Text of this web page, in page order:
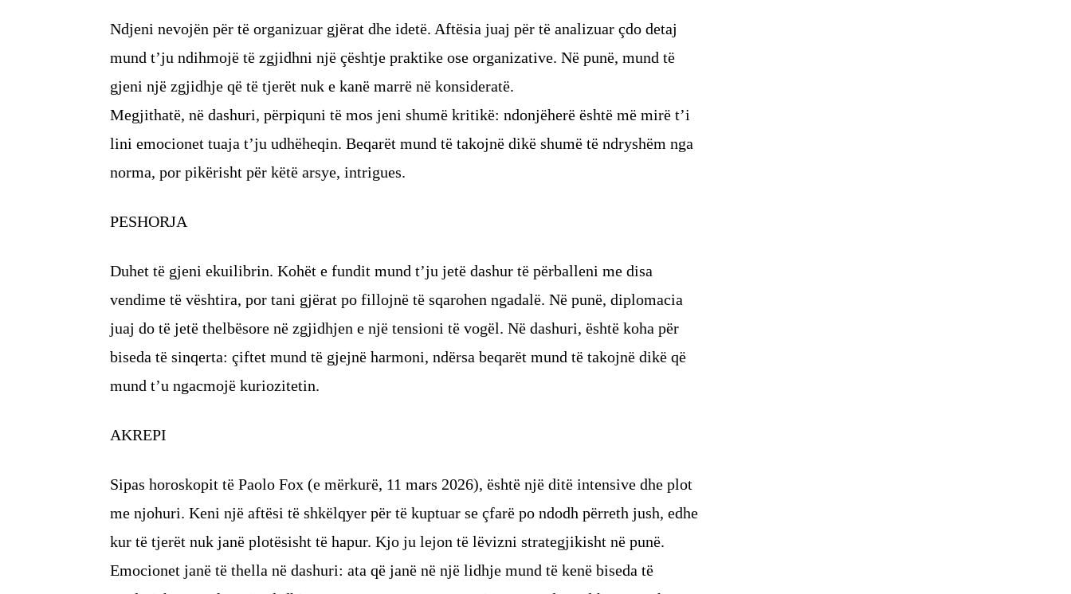
Ndjeni nevojën për të organizuar gjërat dhe idetë. Aftësia juaj për të analizuar çdo detaj
mund t’ju ndihmojë të zgjidhni një çështje praktike ose organizative. Në punë, mund të
gjeni një zgjidhje që të tjerët nuk e kanë marrë në konsideratë.
Megjithatë, në dashuri, përpiquni të mos jeni shumë kritikë: ndonjëherë është më mirë t’i
lini emocionet tuaja t’ju udhëheqin. Beqarët mund të takojnë dikë shumë të ndryshëm nga
norma, por pikërisht për këtë arsye, intrigues.
PESHORJA
Duhet të gjeni ekuilibrin. Kohët e fundit mund t’ju jetë dashur të përballeni me disa
vendime të vështira, por tani gjërat po fillojnë të sqarohen ngadalë. Në punë, diplomacia
juaj do të jetë thelbësore në zgjidhjen e një tensioni të vogël. Në dashuri, është koha për
biseda të sinqerta: çiftet mund të gjejnë harmoni, ndërsa beqarët mund të takojnë dikë që
mund t’u ngacmojë kuriozitetin.
AKREPI
Sipas horoskopit të Paolo Fox (e mërkurë, 11 mars 2026), është një ditë intensive dhe plot
me njohuri. Keni një aftësi të shkëlqyer për të kuptuar se çfarë po ndodh përreth jush, edhe
kur të tjerët nuk janë plotësisht të hapur. Kjo ju lejon të lëvizni strategjikisht në punë.
Emocionet janë të thella në dashuri: ata që janë në një lidhje mund të kenë biseda të